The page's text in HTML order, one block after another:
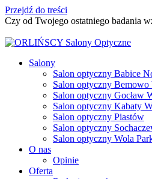
Przejdź do treści
Czy od Twojego ostatniego badania
Salony
Salon optyczny Babice
Salon optyczny Bemowo
Salon optyczny Gocław
Salon optyczny Kabaty
Salon optyczny Piastów
Salon optyczny
Salon optyczny Wola
O nas
Opinie
Oferta